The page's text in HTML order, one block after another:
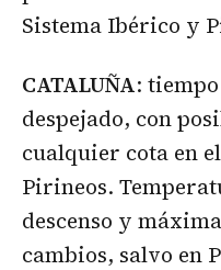
Sistema Ibérico y
CATALUÑA:
despejado, con
cualquier cota en
Pirineos.
descenso y
cambios, salvo en